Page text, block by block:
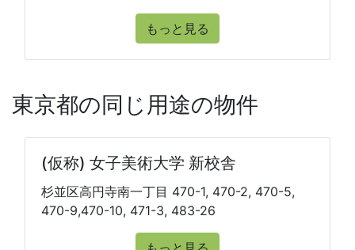
もっと見る
東京都の同じ用途の物件
(仮称) 女子美術大学 新校舎
杉並区高円寺南一丁目 470-1, 470-2, 470-5,
470-9,470-10, 471-3, 483-26